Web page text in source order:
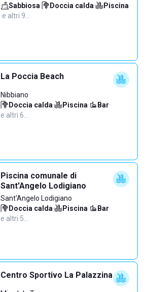
Sabbiosa· Doccia calda·
Piscina
·e altri 9…
La Poccia Beach
Nibbiano
Doccia calda· Piscina· Bar·
e altri 6…
Piscina comunale di
Sant'Angelo Lodigiano
Sant'Angelo Lodigiano
Doccia calda· Piscina· Bar·
e altri 5…
Centro Sportivo La Palazzina